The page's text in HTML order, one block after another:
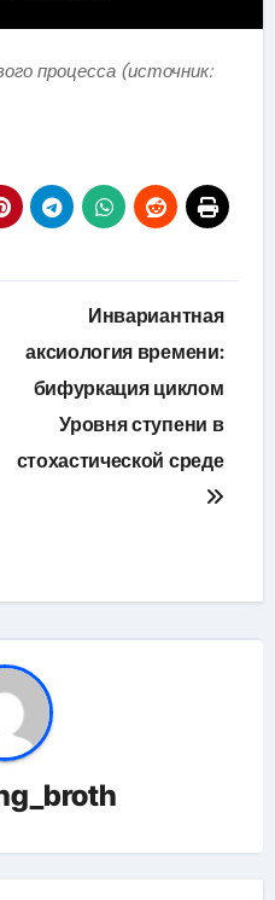
процесса (источник:
Инвариантная
аксиология времени:
бифуркация циклом
Уровня ступени в
стохастической среде